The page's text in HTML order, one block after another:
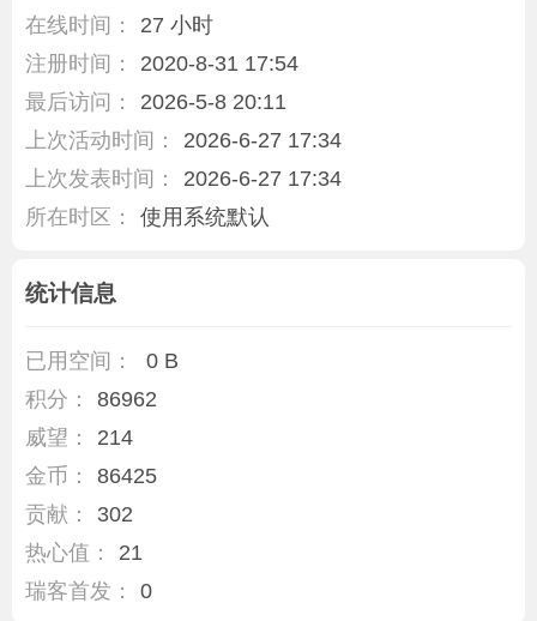
在线时间：
27 小时
注册时间：
2020-8-31 17:54
最后访问：
2026-5-8 20:11
上次活动时间：
2026-6-27 17:34
上次发表时间：
2026-6-27 17:34
所在时区：
使用系统默认
统计信息
已用空间：
0 B
积分：
86962
威望：
214
金币：
86425
贡献：
302
热心值：
21
瑞客首发：
0